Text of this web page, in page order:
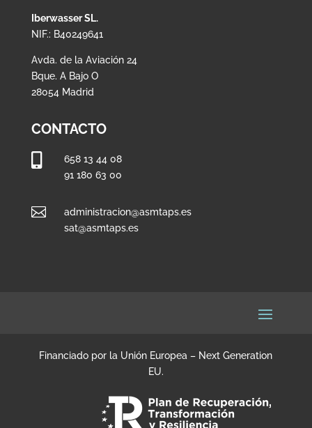
Iberwasser SL.
NIF.: B40249641
Avda. de la Aviación 24
Bque. A Bajo O
28054 Madrid
CONTACTO

658 13 44 08
91 180 63 00

administracion@asmtaps.es
sat@asmtaps.es
Financiado por la Unión Europea – Next Generation
EU.